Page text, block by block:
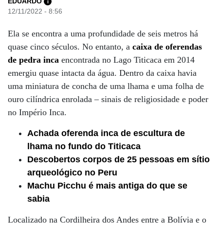
i
12/11/2022 - 8:56
Ela se encontra a uma profundidade de seis metros há
quase cinco séculos. No entanto, a caixa de oferendas
de pedra inca encontrada no Lago Titicaca em 2014
emergiu quase intacta da água. Dentro da caixa havia
uma miniatura de concha de uma lhama e uma folha de
ouro cilíndrica enrolada – sinais de religiosidade e poder
no Império Inca.
Achada oferenda inca de escultura de
lhama no fundo do Titicaca
Descobertos corpos de 25 pessoas em sítio
arqueológico no Peru
Machu Picchu é mais antiga do que se
sabia
Localizado na Cordilheira dos Andes entre a Bolívia e o